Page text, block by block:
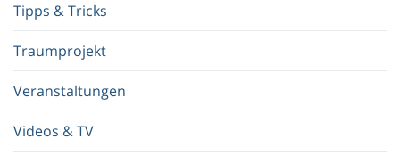
Tipps & Tricks
Traumprojekt
Veranstaltungen
Videos & TV